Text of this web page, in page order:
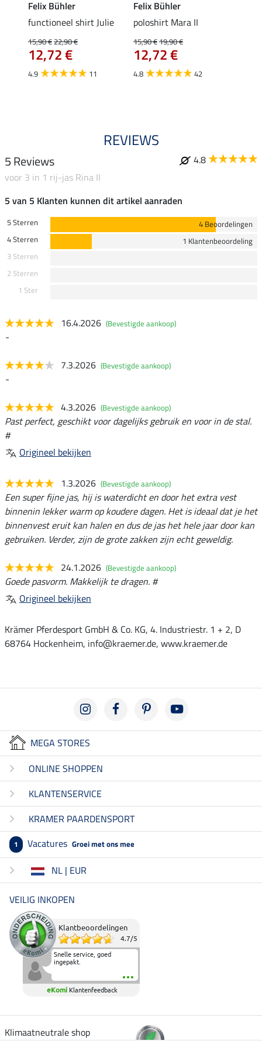
Felix Bühler
functioneel shirt Julie
15,90 €22,90 €
12,72 €
4.9 11
Felix Bühler
poloshirt Mara II
15,90 €19,90 €
12,72 €
4.8 42
REVIEWS
5 Reviews
4.8
voor 3 in 1 rij-jas Rina II
5 van 5 Klanten kunnen dit artikel aanraden
5 Sterren
4 Beoordelingen
4 Sterren
1 Klantenbeoordeling
3 Sterren
2 Sterren
1 Ster
16.4.2026 (Bevestigde aankoop)
-
7.3.2026 (Bevestigde aankoop)
-
4.3.2026 (Bevestigde aankoop)
Past perfect, geschikt voor dagelijks gebruik en voor in de stal.
#
Origineel bekijken
1.3.2026 (Bevestigde aankoop)
Een super fijne jas, hij is waterdicht en door het extra vest
binnenin lekker warm op koudere dagen. Het is ideaal dat je het
binnenvest eruit kan halen en dus de jas het hele jaar door kan
gebruiken. Verder, zijn de grote zakken zijn echt geweldig.
24.1.2026 (Bevestigde aankoop)
Goede pasvorm. Makkelijk te dragen. #
Origineel bekijken
Krämer Pferdesport GmbH & Co. KG, 4. Industriestr. 1 + 2, D
68764 Hockenheim, info@kraemer.de, www.kraemer.de
MEGA STORES
ONLINE SHOPPEN
KLANTENSERVICE
KRAMER PAARDENSPORT
1 Vacatures Groei met ons mee
NL | EUR
VEILIG INKOPEN
Klantbeoordelingen
4.7/5
Snelle service, goed
ingepakt.
eKomi Klantenfeedback
Klimaatneutrale shop